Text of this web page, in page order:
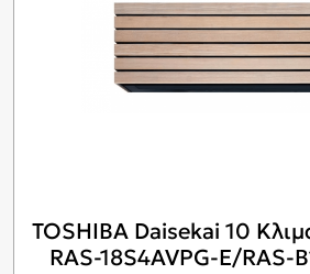
TOSHIBA Daisekai 10
RAS-18S4AVPG-E/RAS-